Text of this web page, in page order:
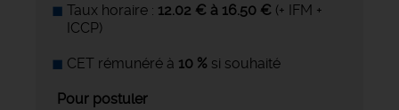
Taux horaire : 12.02 € à 16.50 € (+ IFM +
ICCP)
CET rémunéré à 10 % si souhaité
Pour postuler